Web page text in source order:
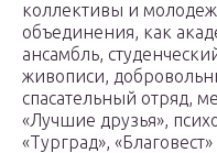
коллективы и
объединения, как
ансамбль,
живописи,
спасательный отряд,
«Лучшие друзья»,
«Турград»,